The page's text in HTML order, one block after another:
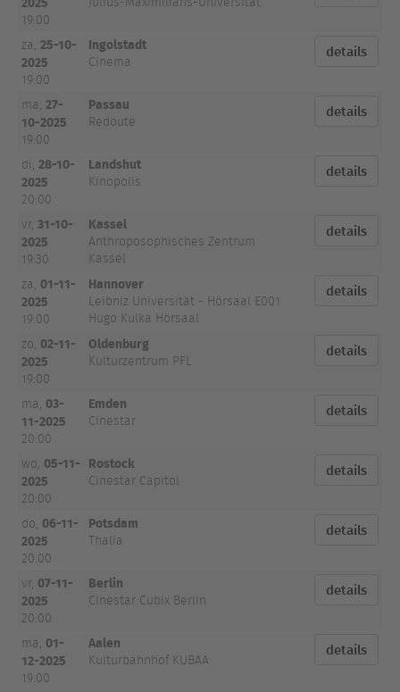
19:00
za,25-10-
2025
19:00
Ingolstadt
Cinema
details
ma, 27-
10-2025
19:00
Passau
Redoute
details
di,28-10-
2025
20:00
Landshut
Kinopolis
details
vr,31-10-
2025
19:30
Kassel
Anthroposophisches Zentrum
Kassel
details
za, 01-11-
2025
19:00
Hannover
Leibniz Universität - Hörsaal E001
Hugo Kulka Hörsaal
details
zo, 02-11-
2025
19:00
Oldenburg
Kulturzentrum PFL
details
ma, 03-
11-2025
20:00
Emden
Cinestar
details
wo, 05-11-
2025
20:00
Rostock
Cinestar Capitol
details
do, 06-11-
2025
20:00
Potsdam
Thalia
details
vr, 07-11-
2025
20:00
Berlin
Cinestar Cubix Berlin
details
ma, 01-
12-2025
19:00
Aalen
Kulturbahnhof KUBAA
details